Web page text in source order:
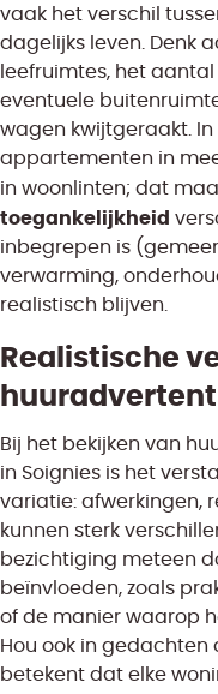
vaak het verschil
dagelijks leven. Denk
leefruimtes, het
eventuele
wagen kwijtgeraakt. In
appartementen in
in woonlinten; dat
toegankelijkheid
inbegrepen is
verwarming,
realistisch blijven.
Realistische
Bij het bekijken van
in Soignies is het
variatie: afwerkingen,
kunnen sterk
bezichtiging meteen
beïnvloeden, zoals
of de manier waarop
Hou ook in
betekent dat elke